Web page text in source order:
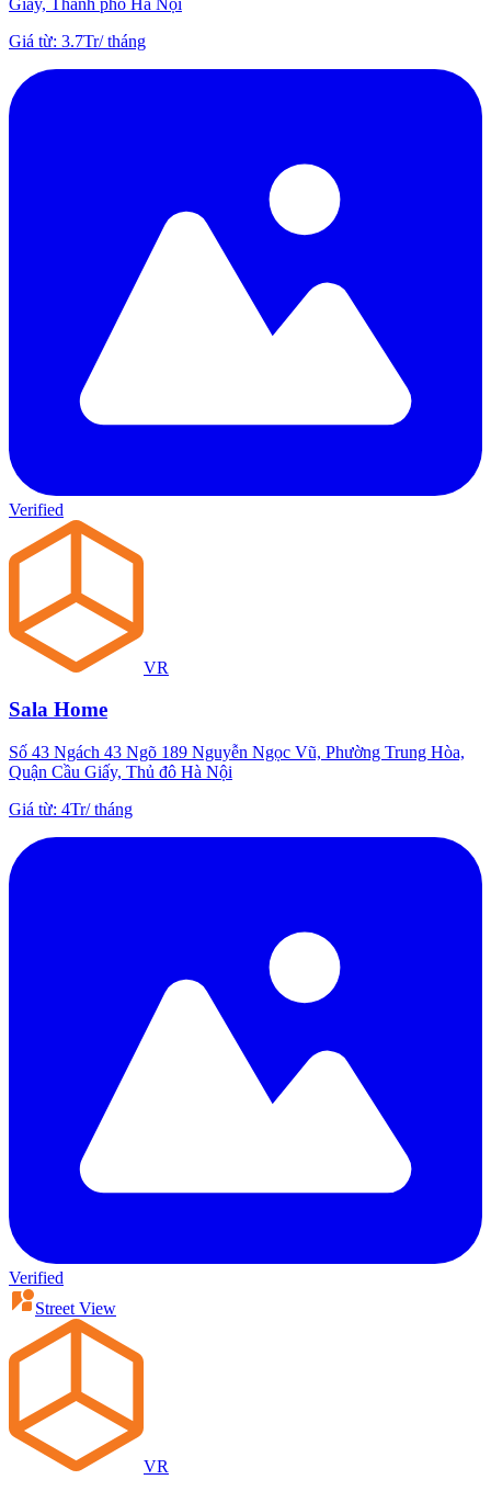
Giá từ: 3.7Tr/tháng
Verified
VR
Sala Home
Số 43 Ngách 43 Ngõ 189 Nguyễn Ngọc Vũ, Phường Trung Hòa,
Quận Cầu Giấy, Thủ đô Hà Nội
Giá từ: 4Tr/tháng
Verified
Street View
VR